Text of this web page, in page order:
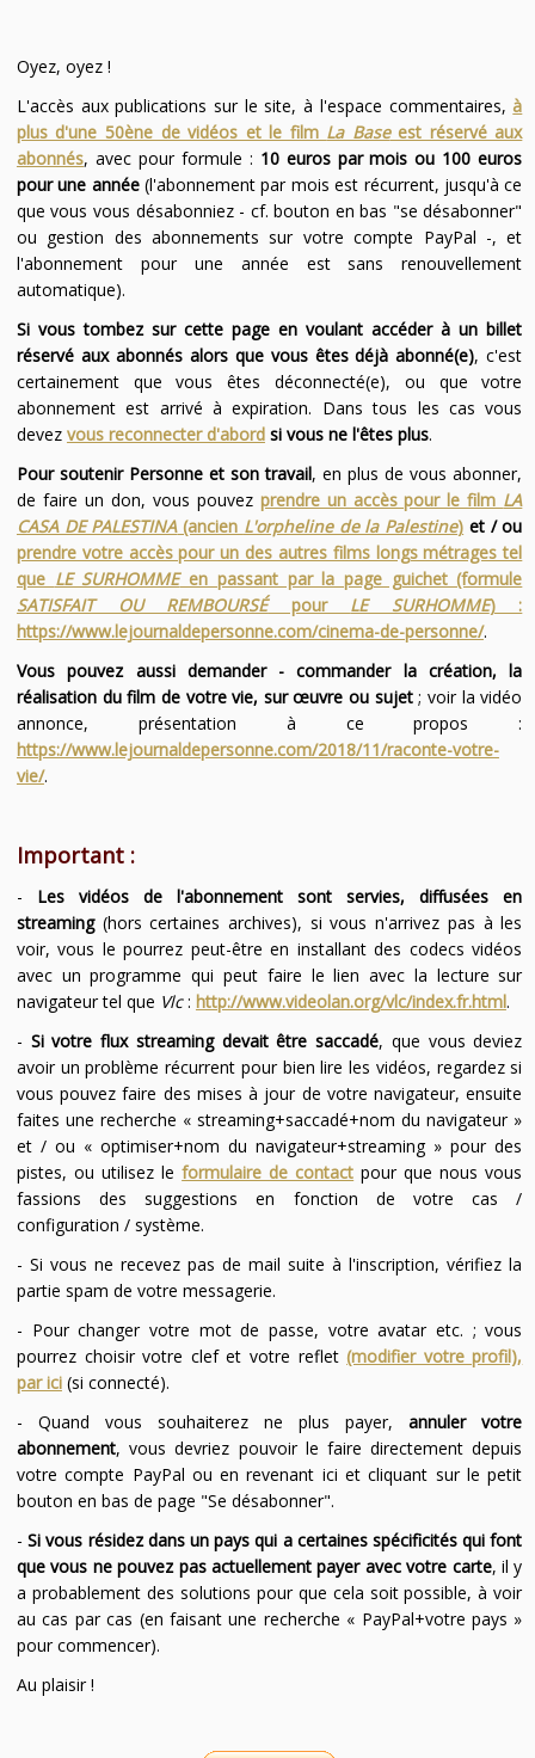
Oyez, oyez !
L'accès aux publications sur le site, à l'espace commentaires,à
plus d'une 50ène de vidéos et le film La Baseest réservé aux
abonnés, avec pour formule : 10 euros par mois ou 100 euros
pour une année(l'abonnement par mois est récurrent, jusqu'à ce
que vous vous désabonniez - cf. bouton en bas "se désabonner"
ou gestion des abonnements sur votre compte PayPal -, et
l'abonnement pour une année est sans renouvellement
automatique).
Si vous tombez sur cette page en voulant accéder à un billet
réservé aux abonnés alors que vous êtes déjà abonné(e), c'est
certainement que vous êtes déconnecté(e), ou que votre
abonnement est arrivé à expiration. Dans tous les cas vous
devez vous reconnecter d'abordsi vous ne l'êtes plus.
Pour soutenir Personne et son travail, en plus de vous abonner,
de faire un don, vous pouvez prendre un accès pour le film LA
CASA DE PALESTINA(ancien L'orpheline de la Palestine) et / ou
prendre votre accès pour un des autres films longs métrages tel
que LE SURHOMMEen passant par la page guichet (formule
SATISFAIT OU REMBOURSÉpour LE SURHOMME) :
https://www.lejournaldepersonne.com/cinema-de-personne/.
Vous pouvez aussi demander - commander la création, la
réalisation du film de votre vie, sur œuvre ou sujet; voir la vidéo
annonce, présentation à ce propos :
https://www.lejournaldepersonne.com/2018/11/raconte-votre-
vie/.
Important :
- Les vidéos de l'abonnement sont servies, diffusées en
streaming(hors certaines archives), si vous n'arrivez pas à les
voir, vous le pourrez peut-être en installant des codecs vidéos
avec un programme qui peut faire le lien avec la lecture sur
navigateur tel que Vlc: http://www.videolan.org/vlc/index.fr.html.
- Si votre flux streaming devait être saccadé, que vous deviez
avoir un problème récurrent pour bien lire les vidéos, regardez si
vous pouvez faire des mises à jour de votre navigateur, ensuite
faites une recherche « streaming+saccadé+nom du navigateur »
et / ou « optimiser+nom du navigateur+streaming » pour des
pistes, ou utilisez leformulaire de contact pour que nous vous
fassions des suggestions en fonction de votre cas /
configuration / système.
- Si vous ne recevez pas de mail suite à l'inscription, vérifiez la
partie spam de votre messagerie.
- Pour changer votre mot de passe, votre avatar etc. ; vous
pourrez choisir votre clef et votre reflet(modifier votre profil),
par ici(si connecté).
- Quand vous souhaiterez ne plus payer,annuler votre
abonnement, vous devriez pouvoir le faire directement depuis
votre compte PayPal ou en revenant ici et cliquant sur le petit
bouton en bas de page "Se désabonner".
-Si vous résidez dans un pays qui a certaines spécificités qui font
que vous ne pouvez pas actuellement payer avec votre carte, il y
a probablement des solutions pour que cela soit possible, à voir
au cas par cas (en faisant une recherche « PayPal+votre pays »
pour commencer).
Au plaisir !